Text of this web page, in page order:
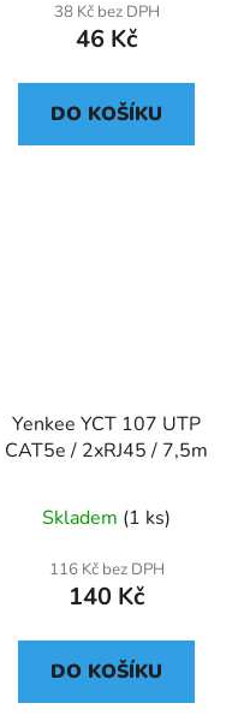
38 Kč bez DPH
46 Kč
DO KOŠÍKU
Yenkee YCT 107 UTP
CAT5e / 2xRJ45 / 7,5m
Skladem (1 ks)
116 Kč bez DPH
140 Kč
DO KOŠÍKU